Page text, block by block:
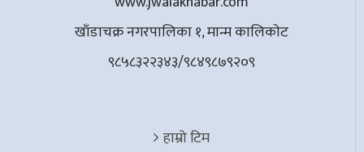
खाँडाचक्र नगरपालिका १, मान्म कालिकाेट
९८५८३२२३४३/९८४९८७९२०९
हाम्रो टिम